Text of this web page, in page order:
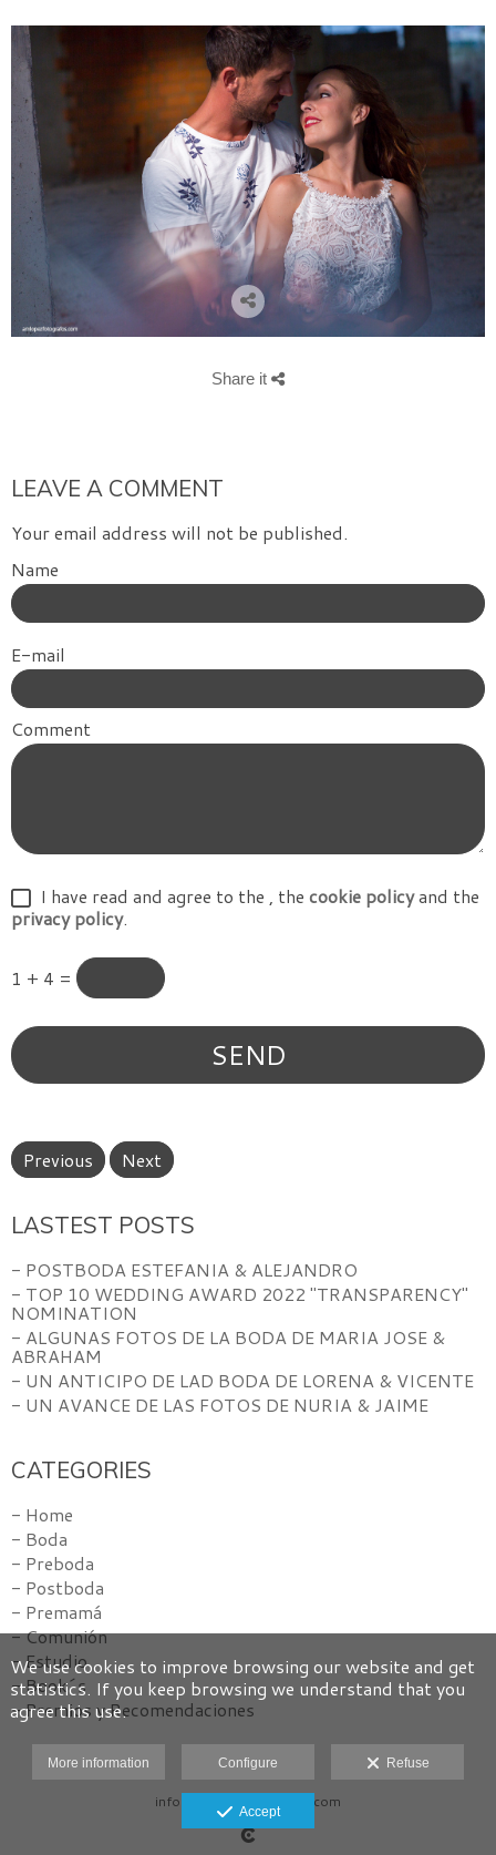
Share it
LEAVE A COMMENT
Your email address will not be published.
Name
E-mail
Comment
I have read and agree to the , the cookie policyand the
privacy policy.
1 + 4 =
Previous Next
LASTEST POSTS
- POSTBODA ESTEFANIA & ALEJANDRO
- TOP 10 WEDDING AWARD 2022 "TRANSPARENCY"
NOMINATION
- ALGUNAS FOTOS DE LA BODA DE MARIA JOSE &
ABRAHAM
- UN ANTICIPO DE LAD BODA DE LORENA & VICENTE
- UN AVANCE DE LAS FOTOS DE NURIA & JAIME
CATEGORIES
- Home
- Boda
- Preboda
- Postboda
- Premamá
- Comunión
- Estudio
- Book´s
- Premios y Recomendaciones
info@amlpezfotografos.com
We use cookies to improve browsing our website and get
statistics. If you keep browsing we understand that you
agree this use.
More information Configure Refuse
Accept